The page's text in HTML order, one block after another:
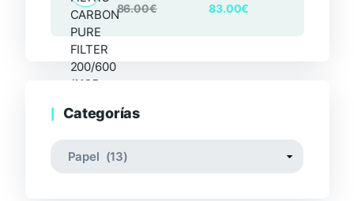
86.00€ 83.00€
Categorías